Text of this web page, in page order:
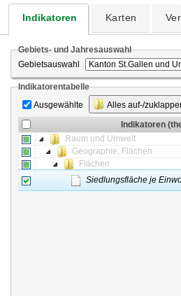
Indikatoren Karten
Gebiets- und Jahresauswahl
Gebietsauswahl
Indikatorentabelle
Ausgewählte
Alles auf-/
Indikatoren
Raum und Umwelt
Geographie, Flächen
Flächen
Siedlungsfläche je